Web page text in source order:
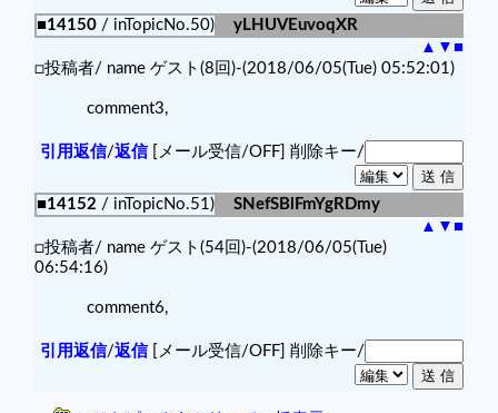
■14150 / inTopicNo.50)
yLHUVEuvoqXR
▲ ▼ ■
□投稿者/ name ゲスト(8回)-(2018/06/05(Tue) 05:52:01)
comment3,
引用返信/返信[メール受信/OFF] 削除キー/
■14152 / inTopicNo.51)
SNefSBlFmYgRDmy
▲ ▼ ■
□投稿者/ name ゲスト(54回)-(2018/06/05(Tue)
06:54:16)
comment6,
引用返信/返信[メール受信/OFF] 削除キー/